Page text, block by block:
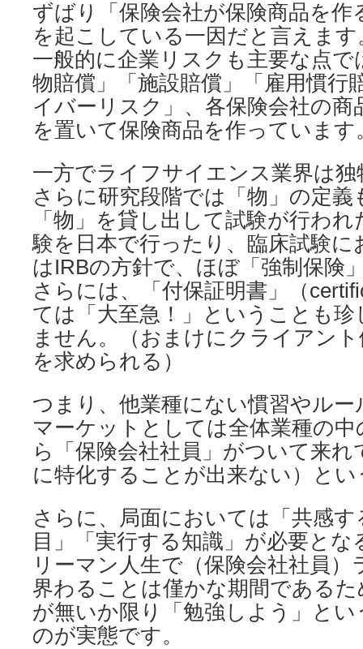
ずばり「保険会社が保険商品を
を起こしている一因だと言えます
一般的に企業リスクも主要な点で
物賠償」「施設賠償」「雇用慣行
イバーリスク」、各保険会社の商
を置いて保険商品を作っています
一方でライフサイエンス業界は
さらに研究段階では「物」の定
「物」を貸し出して試験が行わ
験を日本で行ったり、臨床試験に
はIRBの方針で、ほぼ「強制保険
さらには、「付保証明書」（
ては「大至急！」ということも
ません。（おまけにクライアン
を求められる）
つまり、他業種にない慣習やル
マーケットとしては全体業種の
ら「保険会社社員」がついて来
に特化することが出来ない）と
さらに、局面においては「共感
目」「実行する知識」が必要と
リーマン人生で（保険会社社員
界わることは僅かな期間である
が無いか限り「勉強しよう」と
のが実態です。